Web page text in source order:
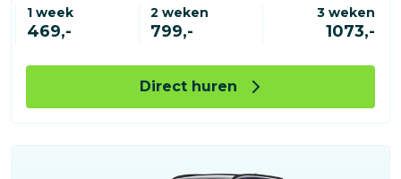
1 week
469,-
2 weken
799,-
3 weken
1073,-
Direct huren